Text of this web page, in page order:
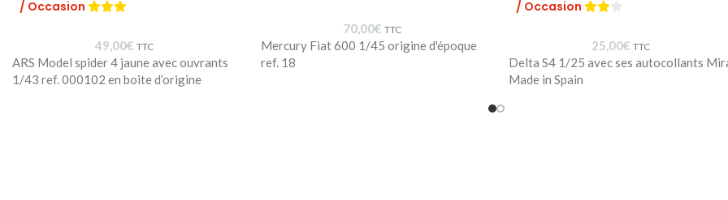
/ Occasion
49,00€ TTC
ARS Model spider 4 jaune avec ouvrants
1/43 ref. 000102 en boite d’origine
70,00€ TTC
Mercury Fiat 600 1/45 origine d'époque
ref. 18
/ Occasion
25,00€ TTC
Delta S4 1/25 avec ses autocollants
Made in Spain